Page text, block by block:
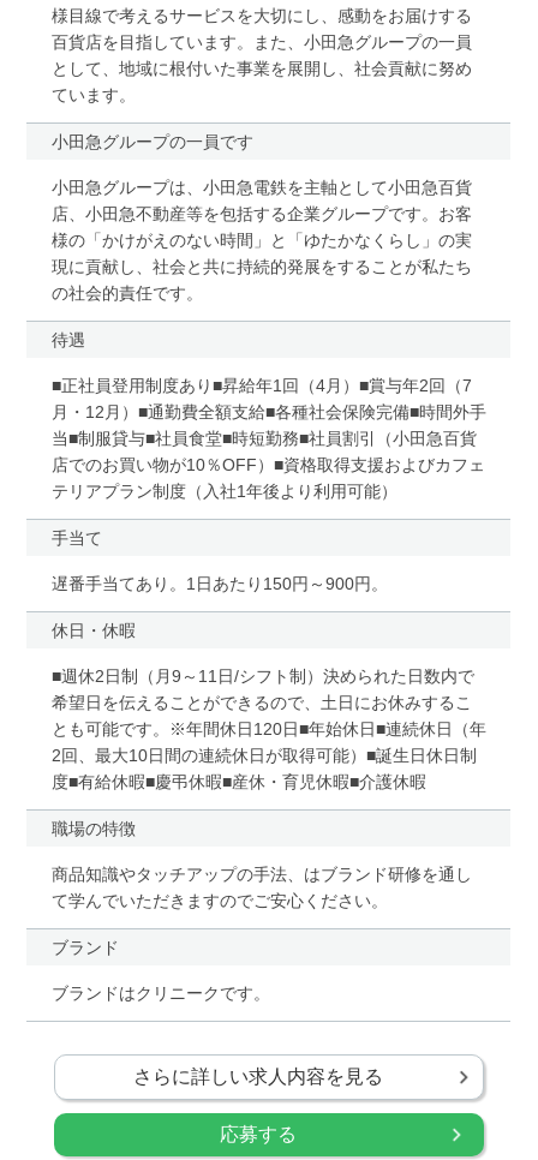
様目線で考えるサービスを大切にし、感動をお届けする
百貨店を目指しています。また、小田急グループの一員
として、地域に根付いた事業を展開し、社会貢献に努め
ています。
小田急グループの一員です
小田急グループは、小田急電鉄を主軸として小田急百貨
店、小田急不動産等を包括する企業グループです。お客
様の「かけがえのない時間」と「ゆたかなくらし」の実
現に貢献し、社会と共に持続的発展をすることが私たち
の社会的責任です。
待遇
■正社員登用制度あり■昇給年1回（4月）■賞与年2回（7
月・12月）■通勤費全額支給■各種社会保険完備■時間外手
当■制服貸与■社員食堂■時短勤務■社員割引（小田急百貨
店でのお買い物が10％OFF）■資格取得支援およびカフェ
テリアプラン制度（入社1年後より利用可能）
手当て
遅番手当てあり。1日あたり150円～900円。
休日・休暇
■週休2日制（月9～11日/シフト制）決められた日数内で
希望日を伝えることができるので、土日にお休みするこ
とも可能です。※年間休日120日■年始休日■連続休日（年
2回、最大10日間の連続休日が取得可能）■誕生日休日制
度■有給休暇■慶弔休暇■産休・育児休暇■介護休暇
職場の特徴
商品知識やタッチアップの手法、はブランド研修を通し
て学んでいただきますのでご安心ください。
ブランド
ブランドはクリニークです。
さらに詳しい求人内容を見る
応募する